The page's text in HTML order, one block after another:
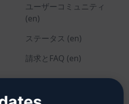
ユーザーコミュニティ
(en)
ステータス (en)
請求とFAQ (en)